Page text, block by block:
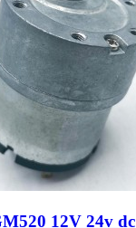
12V 24v dc